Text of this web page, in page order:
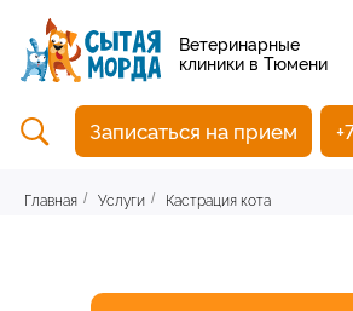
Ветеринарные
клиники в Тюмени
Кастрация собак
Вакцинация
Стоматология
Ультразвуковая чистка зубов
Общий анализ крови
Главная / Услуги / Кастрация кота